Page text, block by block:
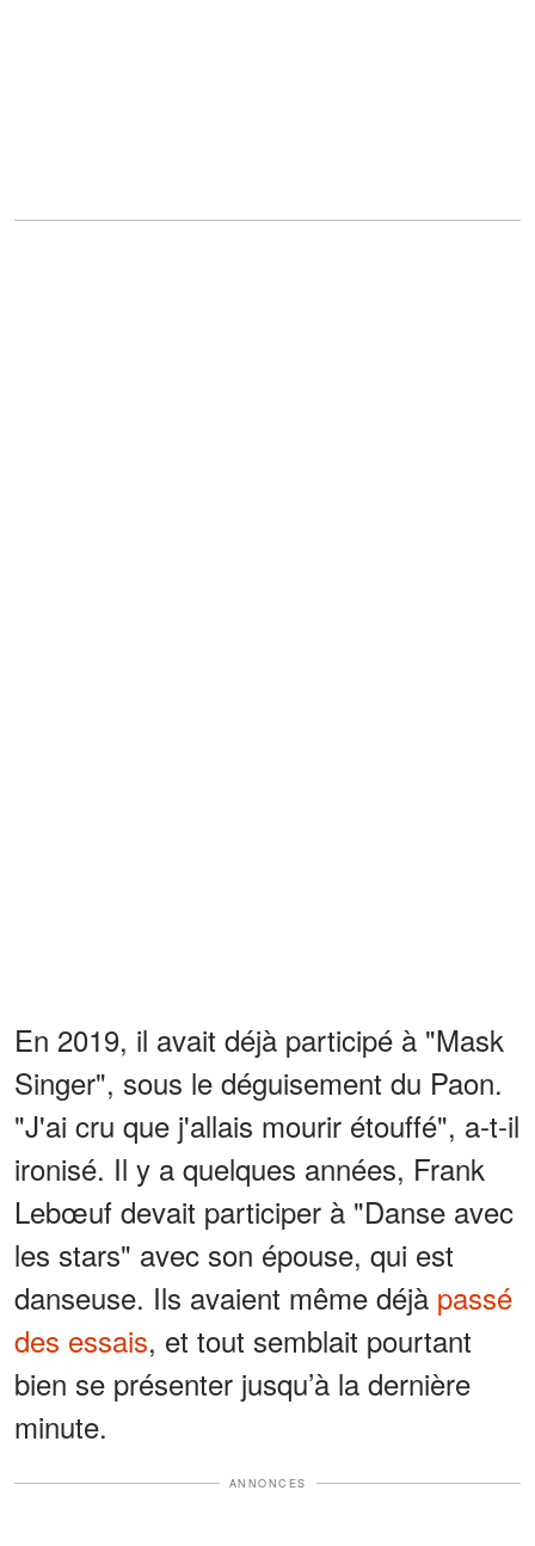
En 2019, il avait déjà participé à "Mask
Singer", sous le déguisement du Paon.
"J'ai cru que j'allais mourir étouffé", a-t-il
ironisé. Il y a quelques années, Frank
Lebœuf devait participer à "Danse avec
les stars" avec son épouse, qui est
danseuse. Ils avaient même déjà passé
des essais, et tout semblait pourtant
bien se présenter jusqu’à la dernière
minute.
ANNONCES